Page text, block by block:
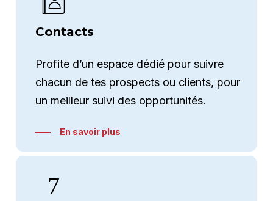
Contacts
Profite d’un espace dédié pour suivre
chacun de tes prospects ou clients, pour
un meilleur suivi des opportunités.
En savoir plus